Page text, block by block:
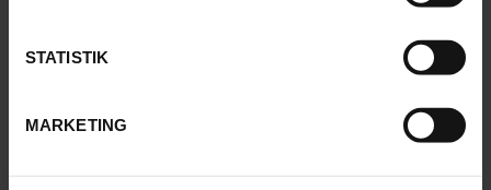
STATISTIK
MARKETING